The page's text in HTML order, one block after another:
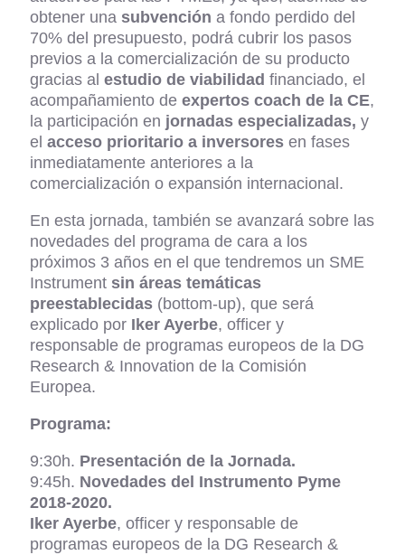
obtener una subvención a fondo perdido del
70% del presupuesto, podrá cubrir los pasos
previos a la comercialización de su producto
gracias al estudio de viabilidad financiado, el
acompañamiento de expertos coach de la CE,
la participación en jornadas especializadas, y
el acceso prioritario a inversores en fases
inmediatamente anteriores a la
comercialización o expansión internacional.
En esta jornada, también se avanzará sobre las
novedades del programa de cara a los
próximos 3 años en el que tendremos un SME
Instrument sin áreas temáticas
preestablecidas (bottom-up), que será
explicado por Iker Ayerbe, officer y
responsable de programas europeos de la DG
Research & Innovation de la Comisión
Europea.
Programa:
9:30h. Presentación de la Jornada.
9:45h. Novedades del Instrumento Pyme
2018-2020.
Iker Ayerbe, officer y responsable de
programas europeos de la DG Research &